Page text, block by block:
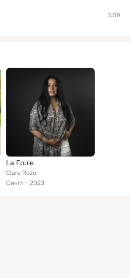
3:09
La Foule
Clara Rozo
Сингл
2023